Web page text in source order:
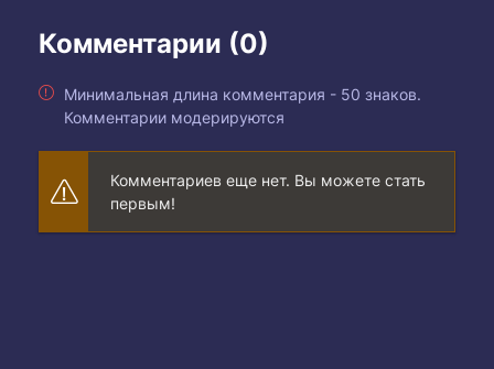
Комментарии (0)
Минимальная длина комментария - 50 знаков.
Комментарии модерируются
Комментариев еще нет. Вы можете стать
первым!